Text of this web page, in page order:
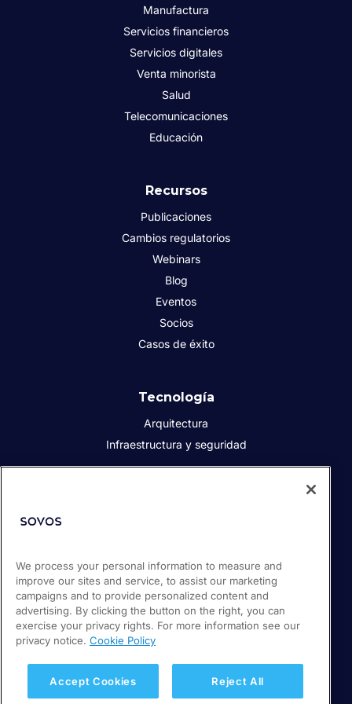
Manufactura
Servicios financieros
Servicios digitales
Venta minorista
Salud
Telecomunicaciones
Educación
Recursos
Publicaciones
Cambios regulatorios
Webinars
Blog
Eventos
Socios
Casos de éxito
Tecnología
Arquitectura
Infraestructura y seguridad
Prensa
Empleos
Soporte / Portal de clientes
Política de privacidad
We process your personal information to measure and
improve our sites and service, to assist our marketing
campaigns and to provide personalized content and
advertising. By clicking the button on the right, you can
exercise your privacy rights. For more information see our
privacy notice. Cookie Policy
Accept Cookies Reject All